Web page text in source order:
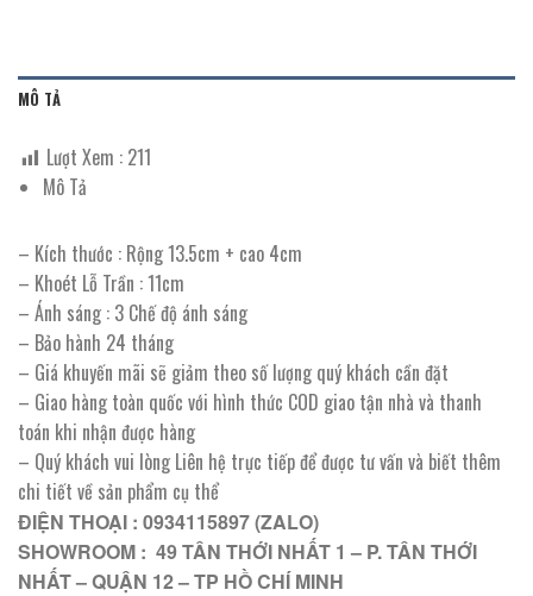
MÔ TẢ
Lượt Xem : 211
Mô Tả
– Kích thước : Rộng 13.5cm + cao 4cm
– Khoét Lỗ Trần : 11cm
– Ánh sáng : 3 Chế độ ánh sáng
– Bảo hành 24 tháng
– Giá khuyến mãi sẽ giảm theo số lượng quý khách cần đặt
– Giao hàng toàn quốc với hình thức COD giao tận nhà và thanh
toán khi nhận được hàng
– Quý khách vui lòng Liên hệ trực tiếp để được tư vấn và biết thêm
chi tiết về sản phẩm cụ thể
ĐIỆN THOẠI : 0934115897 (ZALO)
SHOWROOM : 49 TÂN THỚI NHẤT 1 – P. TÂN THỚI
NHẤT – QUẬN 12 – TP HỒ CHÍ MINH